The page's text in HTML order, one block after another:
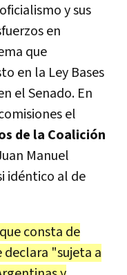
y sus
en
que
en la Ley Bases
el Senado. En
el
de la Coalición
Manuel
idéntico al de
consta de
"sujeta a